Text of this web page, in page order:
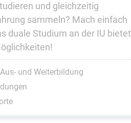
und gleichzeitig
sammeln? Mach einfach
duale Studium an der IU bietet
und Weiterbildung